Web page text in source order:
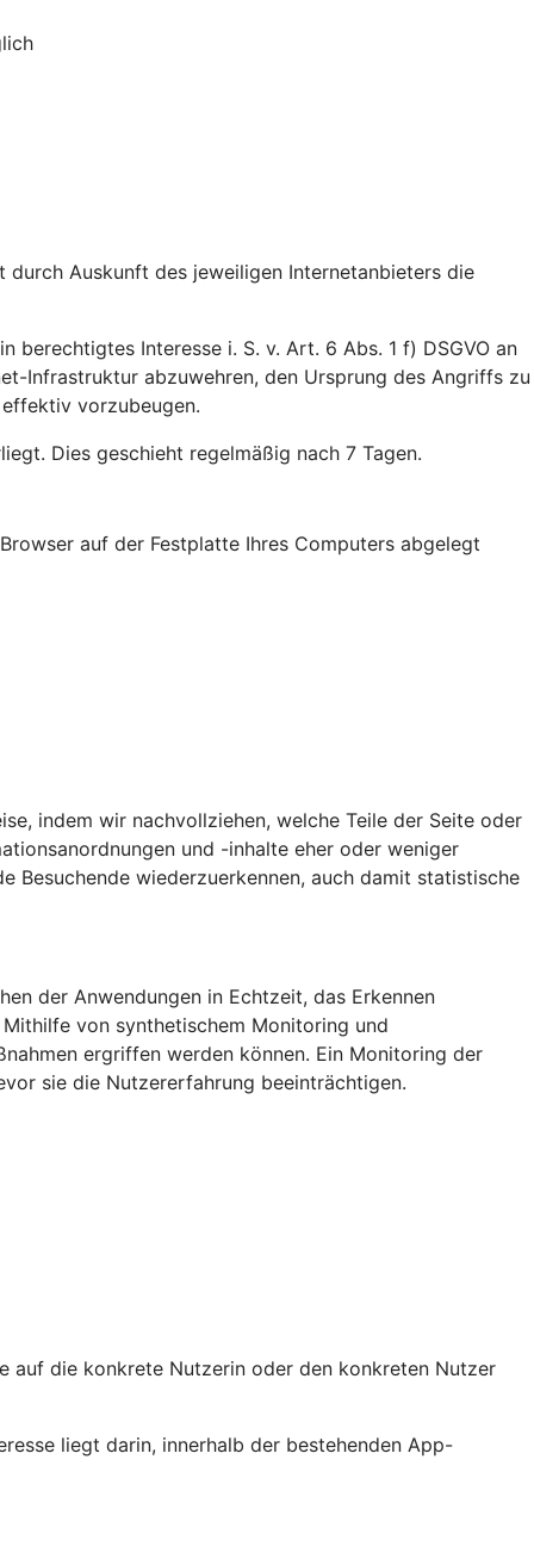
durch Auskunft des jeweiligen Internetanbieters die
Interesse i. S. v. Art. 6 Abs. 1 f) DSGVO an
Infrastruktur abzuwehren, den Ursprung des Angriffs zu
vorzubeugen.
Dies geschieht regelmäßig nach 7 Tagen.
auf der Festplatte Ihres Computers abgelegt
indem wir nachvollziehen, welche Teile der Seite oder
und -inhalte eher oder weniger
Besuchende wiederzuerkennen, auch damit statistische
der Anwendungen in Echtzeit, das Erkennen
von synthetischem Monitoring und
ergriffen werden können. Ein Monitoring der
sie die Nutzererfahrung beeinträchtigen.
auf die konkrete Nutzerin oder den konkreten Nutzer
liegt darin, innerhalb der bestehenden App-